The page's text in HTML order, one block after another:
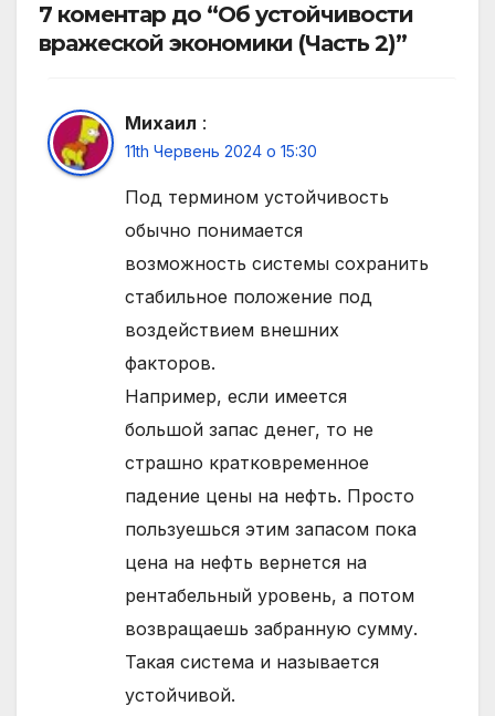
7 коментар до “Об устойчивости
вражеской экономики (Часть 2)”
Михаил :
11th Червень 2024 о 15:30
Под термином устойчивость
обычно понимается
возможность системы сохранить
стабильное положение под
воздействием внешних
факторов.
Например, если имеется
большой запас денег, то не
страшно кратковременное
падение цены на нефть. Просто
пользуешься этим запасом пока
цена на нефть вернется на
рентабельный уровень, а потом
возвращаешь забранную сумму.
Такая система и называется
устойчивой.